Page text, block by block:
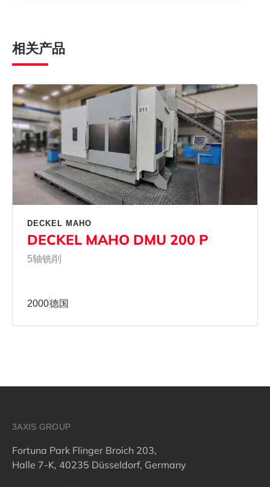
相关产品
DECKEL MAHO
DECKEL MAHO DMU 200 P
5轴铣削
2000德国
3AXIS GROUP
Fortuna Park Flinger Broich 203,
Halle 7-K, 40235 Düsseldorf, Germany